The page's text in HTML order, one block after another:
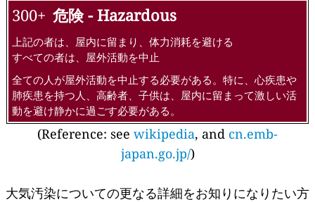
300+ 危険 - Hazardous
上記の者は、屋内に留まり、体力消耗を避ける
すべての者は、屋外活動を中止
全ての人が屋外活動を中止する必要がある。特に、心疾患や
肺疾患を持つ人、高齢者、子供は、屋内に留まって激しい活
動を避け静かに過ごす必要がある。
(Reference: see wikipedia, and cn.emb-
japan.go.jp/)
大気汚染についての更なる詳細をお知りになりたい方